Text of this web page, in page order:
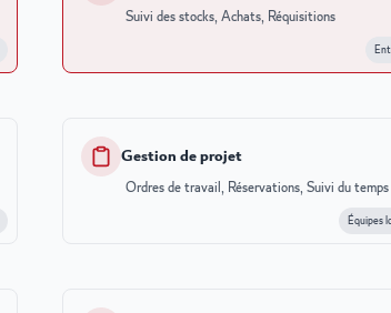
Suivi des stocks, Achats, Réquisitions
Gestion de projet
Ordres de travail, Réservations, Suivi du temps
Équipes